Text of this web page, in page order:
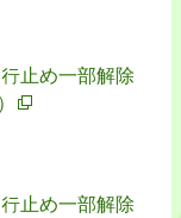
止め一部解除
止め一部解除